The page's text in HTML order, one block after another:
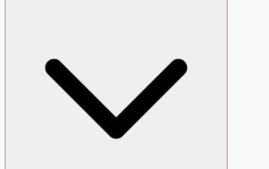
hôm nay' hoặc 'tài khoản sắp bị khóa' là những dấu hiệu
điển hình của lừa đảo.